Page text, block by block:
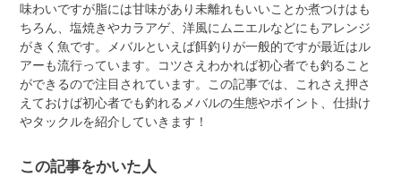
味わいですが脂には甘味があり未離れもいいことか煮つけはも
ちろん、塩焼きやカラアゲ、洋風にムニエルなどにもアレンジ
がきく魚です。メバルといえば餌釣りが一般的ですが最近はル
アーも流行っています。コツさえわかれば初心者でも釣ること
ができるので注目されています。この記事では、これさえ押さ
えておけば初心者でも釣れるメバルの生態やポイント、仕掛け
やタックルを紹介していきます！
この記事をかいた人